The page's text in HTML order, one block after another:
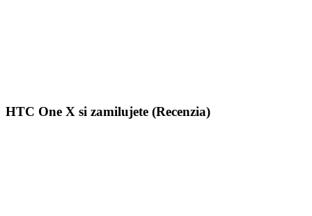
HTC One X si zamilujete (Recenzia)